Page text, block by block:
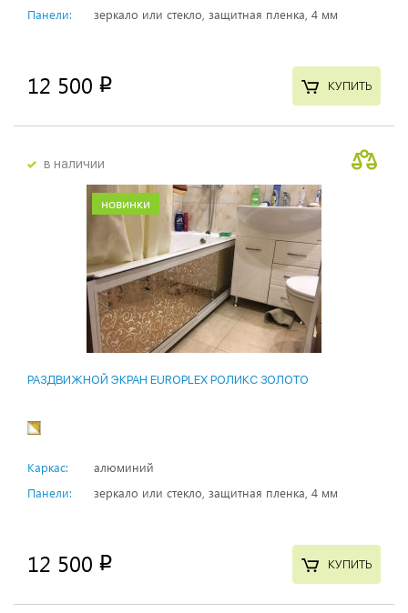
Панели: зеркало или стекло, защитная пленка, 4 мм
12 500 p КУПИТЬ
в наличии
новинки
РАЗДВИЖНОЙ ЭКРАН EUROPLEX РОЛИКС ЗОЛОТО
Каркас:
алюминий
Панели:
зеркало или стекло, защитная пленка, 4 мм
12 500 p КУПИТЬ